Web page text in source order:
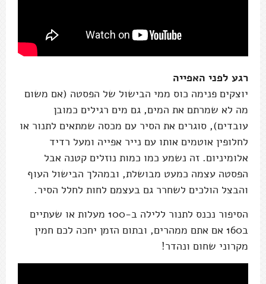
רגע לפני האפייה
יוצקים פנימה כוס ממי הבישול של הפסטה (אם משום
מה לא שמרתם את המים, גם מים רגילים כמובן
עובדים), סוגרים את הסיר עם מכסה שמתאים לתנור או
לחלופין אוטמים אותו עם נייר אפייה ומעל רדיד
אלומיניום. זה נשמע כמו כמות נוזלים קטנה אבל
הפסטה עצמה כמעט מבושלת, ובמהלך הבישול העוף
והבצל הולכים לשחרר גם בעצמם לחות לחלל הסיר.
הסיפור נכנס לתנור ללילה ב-100 מעלות או שעתיים
ב160 אם אתם ממהרים, ובתום הזמן יחכה לכם חמין
מקרוני שחום ונהדר!